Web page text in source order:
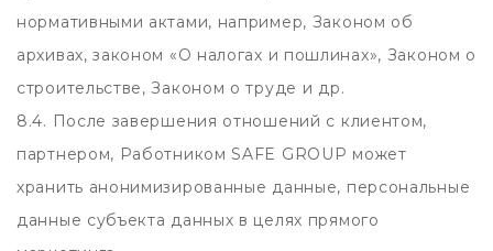
нормативными актами, например, Законом об
архивах, законом «О налогах и пошлинах», Законом о
строительстве, Законом о труде и др.
8.4. После завершения отношений с клиентом,
партнером, Работником SAFE GROUP может
хранить анонимизированные данные, персональные
данные субъекта данных в целях прямого